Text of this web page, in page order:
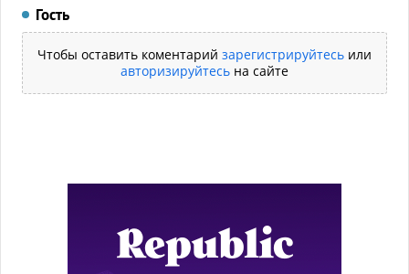
Гость
Чтобы оставить коментарий зарегистрируйтесь или
авторизируйтесь на сайте